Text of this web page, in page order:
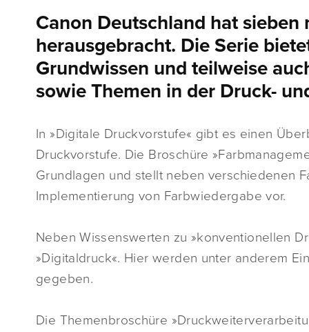
Canon Deutschland hat
herausgebracht. Die Serie
Grundwissen und teilweise
sowie Themen in der Druck-
In »Digitale Druckvorstufe« gibt es einen
Druckvorstufe. Die Broschüre
Grundlagen und stellt neben verschiedenen
Implementierung von Farbwiedergabe vor.
Neben Wissenswerten zu »konventionellen
»Digitaldruck«. Hier werden unter anderem
gegeben.
Die Themenbroschüre